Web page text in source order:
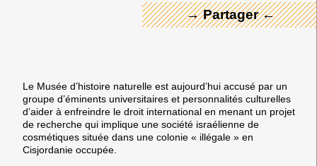
→ Partager ←
Le Musée d’histoire naturelle est aujourd’hui accusé par un
groupe d’éminents universitaires et personnalités culturelles
d’aider à enfreindre le droit international en menant un projet
de recherche qui implique une société israélienne de
cosmétiques située dans une colonie « illégale » en
Cisjordanie occupée.